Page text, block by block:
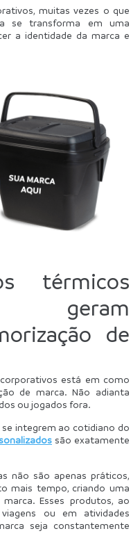
muitas vezes o que
se transforma em uma
a identidade da marca e
térmicos
geram
de
está em como
de marca. Não adianta
ou jogados fora.
integrem ao cotidiano do
são exatamente
não são apenas práticos,
mais tempo, criando uma
Esses produtos, ao
ou em atividades
seja constantemente